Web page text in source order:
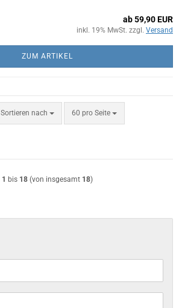
ab 59,90 EUR
inkl. 19% MwSt. zzgl. Versand
ZUM ARTIKEL
Sortieren nach
Sortieren nach 60 pro Seite
pro Seite
1 bis 18(von insgesamt 18)